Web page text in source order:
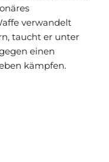
verwandelt
taucht er unter
einen
kämpfen.